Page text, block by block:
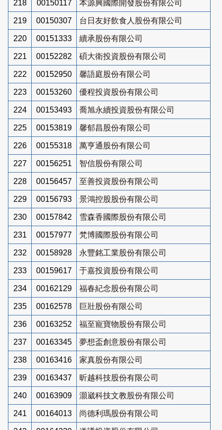
218 00150117 本源興國際開發股份有限公司
219 00150307 台日友好飲食人股份有限公司
220 00151333 續承股份有限公司
221 00152282 碩大衛投資股份有限公司
222 00152950 馨語庭股份有限公司
223 00153260 優程投資股份有限公司
224 00153493 喬旭永續投資股份有限公司
225 00153819 馨郁昌股份有限公司
226 00155318 萬亨通股份有限公司
227 00156251 智信股份有限公司
228 00156457 至善投資股份有限公司
229 00156793 景鴻控股股份有限公司
230 00157842 雪森香國際股份有限公司
231 00157977 梵博國際股份有限公司
232 00158928 永豐銘工業股份有限公司
233 00159617 于嘉投資股份有限公司
234 00162129 福春紀念股份有限公司
235 00162578 巨壯股份有限公司
236 00163252 福至寵寶物股份有限公司
237 00163345 夢想盃創意股份有限公司
238 00163416 家真股份有限公司
239 00163437 昕越科技股份有限公司
240 00163909 灝崴科技文教股份有限公司
241 00164013 尚德利瑪股份有限公司